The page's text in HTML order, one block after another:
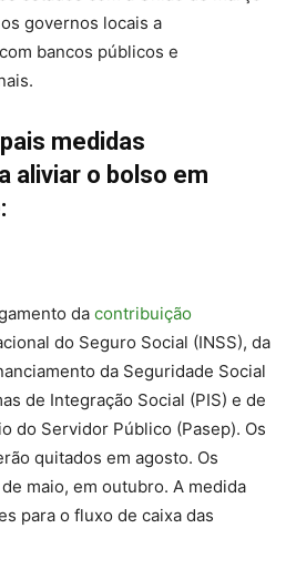
governos locais a
bancos públicos e
medidas
aliviar o bolso em
da contribuição
do Seguro Social (INSS), da
da Seguridade Social
de Integração Social (PIS) e de
do Servidor Público (Pasep). Os
quitados em agosto. Os
maio, em outubro. A medida
para o fluxo de caixa das